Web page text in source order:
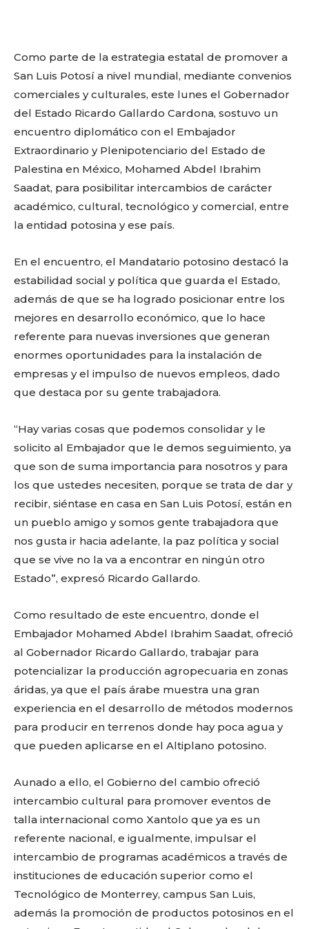
Como parte de la estrategia estatal de promover a
San Luis Potosí a nivel mundial, mediante convenios
comerciales y culturales, este lunes el Gobernador
del Estado Ricardo Gallardo Cardona, sostuvo un
encuentro diplomático con el Embajador
Extraordinario y Plenipotenciario del Estado de
Palestina en México, Mohamed Abdel Ibrahim
Saadat, para posibilitar intercambios de carácter
académico, cultural, tecnológico y comercial, entre
la entidad potosina y ese país.
En el encuentro, el Mandatario potosino destacó la
estabilidad social y política que guarda el Estado,
además de que se ha logrado posicionar entre los
mejores en desarrollo económico, que lo hace
referente para nuevas inversiones que generan
enormes oportunidades para la instalación de
empresas y el impulso de nuevos empleos, dado
que destaca por su gente trabajadora.
“Hay varias cosas que podemos consolidar y le
solicito al Embajador que le demos seguimiento, ya
que son de suma importancia para nosotros y para
los que ustedes necesiten, porque se trata de dar y
recibir, siéntase en casa en San Luis Potosí, están en
un pueblo amigo y somos gente trabajadora que
nos gusta ir hacia adelante, la paz política y social
que se vive no la va a encontrar en ningún otro
Estado”, expresó Ricardo Gallardo.
Como resultado de este encuentro, donde el
Embajador Mohamed Abdel Ibrahim Saadat, ofreció
al Gobernador Ricardo Gallardo, trabajar para
potencializar la producción agropecuaria en zonas
áridas, ya que el país árabe muestra una gran
experiencia en el desarrollo de métodos modernos
para producir en terrenos donde hay poca agua y
que pueden aplicarse en el Altiplano potosino.
Aunado a ello, el Gobierno del cambio ofreció
intercambio cultural para promover eventos de
talla internacional como Xantolo que ya es un
referente nacional, e igualmente, impulsar el
intercambio de programas académicos a través de
instituciones de educación superior como el
Tecnológico de Monterrey, campus San Luis,
además la promoción de productos potosinos en el